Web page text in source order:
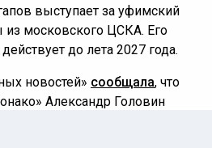
выступает за уфимский
из московского ЦСКА. Его
до лета 2027 года.
новостей» сообщала, что
Александр Головин